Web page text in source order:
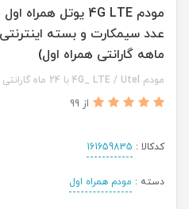
ماهه گارانتی همراه اول)
مودم 4G_ LTE / Utel با 24 ماه گارانتی
از 99
کدکالا : 161659835
دسته : مودم همراه اول